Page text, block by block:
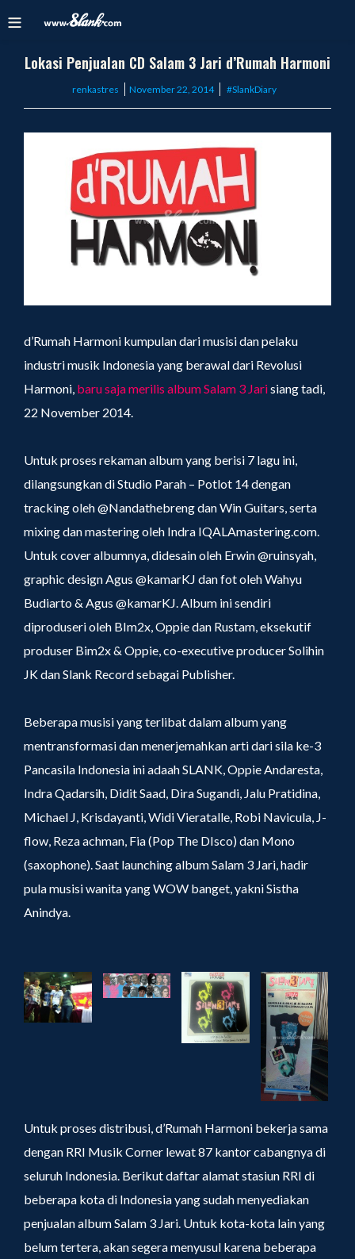
Lokasi Penjualan CD Salam 3 Jari d’Rumah Harmoni
renkastres
Posted
November 22, 2014 #SlankDiary
d’Rumah Harmoni kumpulan dari musisi dan pelaku
industri musik Indonesia yang berawal dari Revolusi
Harmoni, baru saja merilis album Salam 3 Jarisiang tadi,
22 November 2014.
Untuk proses rekaman album yang berisi 7 lagu ini,
dilangsungkan di Studio Parah – Potlot 14 dengan
tracking oleh @Nandathebreng dan Win Guitars, serta
mixing dan mastering oleh Indra IQALAmastering.com.
Untuk cover albumnya, didesain oleh Erwin @ruinsyah,
graphic design Agus @kamarKJ dan fot oleh Wahyu
Budiarto & Agus @kamarKJ. Album ini sendiri
diproduseri oleh BIm2x, Oppie dan Rustam, eksekutif
produser Bim2x & Oppie, co-executive producer Solihin
JK dan Slank Record sebagai Publisher.
Beberapa musisi yang terlibat dalam album yang
mentransformasi dan menerjemahkan arti dari sila ke-3
Pancasila Indonesia ini adaah SLANK, Oppie Andaresta,
Indra Qadarsih, Didit Saad, Dira Sugandi, Jalu Pratidina,
Michael J, Krisdayanti, Widi Vieratalle, Robi Navicula, J-
flow, Reza achman, Fia (Pop The DIsco) dan Mono
(saxophone). Saat launching album Salam 3 Jari, hadir
pula musisi wanita yang WOW banget, yakni Sistha
Anindya.
Untuk proses distribusi, d’Rumah Harmoni bekerja sama
dengan RRI Musik Corner lewat 87 kantor cabangnya di
seluruh Indonesia. Berikut daftar alamat stasiun RRI di
beberapa kota di Indonesia yang sudah menyediakan
penjualan album Salam 3 Jari. Untuk kota-kota lain yang
belum tertera, akan segera menyusul karena beberapa